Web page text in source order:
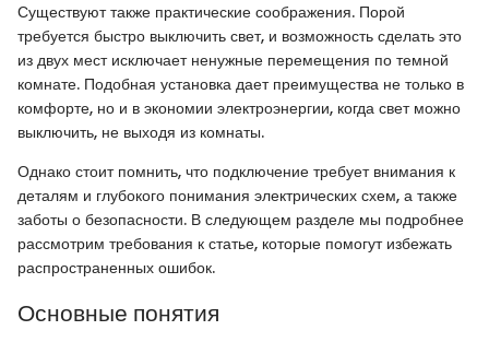
Существуют также практические соображения. Порой
требуется быстро выключить свет, и возможность сделать это
из двух мест исключает ненужные перемещения по темной
комнате. Подобная установка дает преимущества не только в
комфорте, но и в экономии электроэнергии, когда свет можно
выключить, не выходя из комнаты.
Однако стоит помнить, что подключение требует внимания к
деталям и глубокого понимания электрических схем, а также
заботы о безопасности. В следующем разделе мы подробнее
рассмотрим требования к статье, которые помогут избежать
распространенных ошибок.
Основные понятия